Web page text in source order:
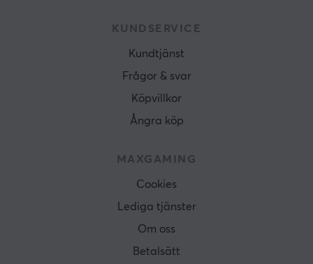
KUNDSERVICE
Kundtjänst
Frågor & svar
Köpvillkor
Ångra köp
MAXGAMING
Cookies
Lediga tjänster
Om oss
Betalsätt